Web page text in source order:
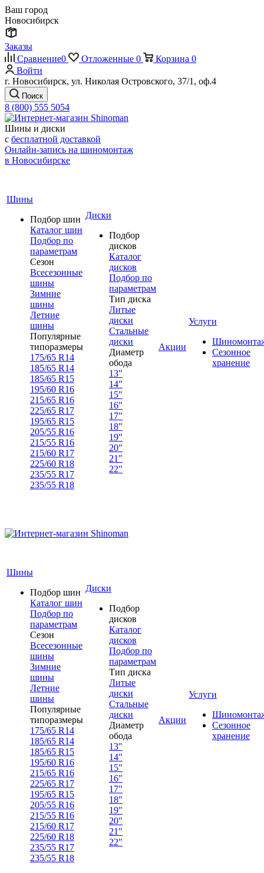
Ваш город
Новосибирск
Заказы
Сравнение0 Отложенные 0 Корзина 0
Войти
г. Новосибирск, ул. Николая Островского, 37/1, оф.4
Поиск
8 (800) 555 5054
Шины и диски
с бесплатной доставкой
Онлайн-запись на шиномонтаж
в Новосибирске
Шины
Подбор шин
Каталог шин
Подбор по
параметрам
Сезон
Всесезонные
шины
Зимние
шины
Летние
шины
Популярные
типоразмеры
175/65 R14
185/65 R14
185/65 R15
195/60 R16
215/65 R16
225/65 R17
195/65 R15
205/55 R16
215/55 R16
215/60 R17
225/60 R18
235/55 R17
235/55 R18
Диски
Подбор
дисков
Каталог
дисков
Подбор по
параметрам
Тип диска
Литые
диски
Стальные
диски
Диаметр
обода
13"
14"
15"
16"
17"
18"
19"
20"
21"
22"
Акции
Услуги
Сезонное
хранение
Шины
Подбор шин
Каталог шин
Подбор по
параметрам
Сезон
Всесезонные
шины
Зимние
шины
Летние
шины
Популярные
типоразмеры
175/65 R14
185/65 R14
185/65 R15
195/60 R16
215/65 R16
225/65 R17
195/65 R15
205/55 R16
215/55 R16
215/60 R17
225/60 R18
235/55 R17
235/55 R18
Диски
Подбор
дисков
Каталог
дисков
Подбор по
параметрам
Тип диска
Литые
диски
Стальные
диски
Диаметр
обода
13"
14"
15"
16"
17"
18"
19"
20"
21"
22"
Акции
Услуги
Сезонное
хранение